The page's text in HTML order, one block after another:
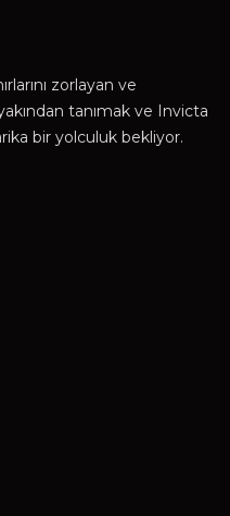
zorlayan ve
yakından tanımak ve Invicta
bir yolculuk bekliyor.